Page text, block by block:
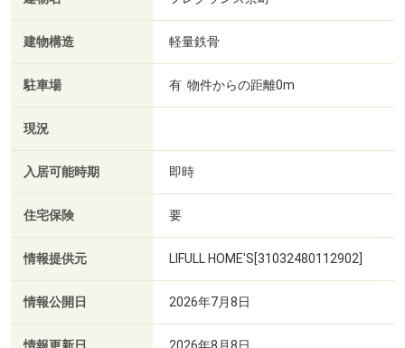
建物構造 軽量鉄骨
駐車場 有 物件からの距離0m
現況
入居可能時期 即時
住宅保険 要
情報提供元 LIFULL HOME'S[31032480112902]
情報公開日 2026年7月8日